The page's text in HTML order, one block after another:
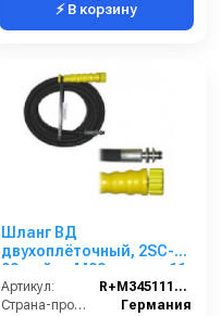
⚡ В корзину
Шланг ВД
двухоплёточный, 2SC-
08, гайка М22-штуцер11,
20m, 400bar для
KARCHER
Артикул:
R+M345111420
Страна-производитель:
Германия